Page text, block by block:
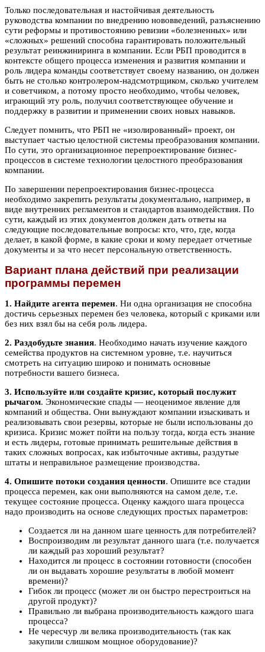
Только последовательная и настойчивая деятельность
руководства компании по внедрению нововведений, разъяснению
сути реформы и противостоянию ревизии «болезненных» или
«сложных» решений способна гарантировать положительный
результат реинжиниринга в компании. Если РБП проводится в
контексте общего процесса изменения и развития компании и
роль лидера команды соответствует своему названию, он должен
быть не столько контролером-надсмотрщиком, сколько учителем
и советчиком, а потому просто необходимо, чтобы человек,
играющий эту роль, получил соответствующее обучение и
поддержку в развитии и применении своих новых навыков.
Следует помнить, что РБП не «изолированный» проект, он
выступает частью целостной системы преобразования компании.
По сути, это организационное перепроектирование бизнес-
процессов в системе технологии целостного преобразования
компании.
По завершении перепроектирования бизнес-процесса
необходимо закрепить результаты документально, например, в
виде внутренних регламентов и стандартов взаимодействия. По
сути, каждый из этих документов должен дать ответы на
следующие последовательные вопросы: кто, что, где, когда
делает, в какой форме, в какие сроки и кому передает отчетные
документы и за что несет персональную ответственность.
Вариант плана действий при реализации
программы перемен
1. Найдите агента перемен. Ни одна организация не способна
достичь серьезных перемен без человека, который с криками или
без них взял бы на себя роль лидера.
2. Раздобудьте знания. Необходимо начать изучение каждого
семейства продуктов на системном уровне, т.е. научиться
смотреть на ситуацию широко и понимать основные
потребности вашего бизнеса.
3. Используйте или создайте кризис, который послужит
рычагом. Экономические спады — неоценимое явление для
компаний и общества. Они вынуждают компании изыскивать и
реализовывать свои резервы, которые не были использованы до
кризиса. Кризис может пойти на пользу тогда, когда есть знание
и есть лидеры, готовые принимать решительные действия в
таких сложных вопросах, как избыточные активы, раздутые
штаты и неправильное размещение производства.
4. Опишите потоки создания ценности. Опишите все стадии
процесса перемен, как они выполняются на самом деле, т.е.
текущее состояние процесса. Оценку каждого шага процесса
надо производить на основе следующих простых параметров:
Создается ли на данном шаге ценность для потребителей?
Воспроизводим ли результат данного шага (т.е. получается
ли каждый раз хороший результат?
Находится ли процесс в состоянии готовности (способен
ли он выдавать хорошие результаты в любой момент
времени)?
Гибок ли процесс (может ли он быстро перестроиться на
другой продукт)?
Правильно ли выбрана производительность каждого шага
процесса?
Не чересчур ли велика производительность (так как
закупили слишком мощное оборудование)?